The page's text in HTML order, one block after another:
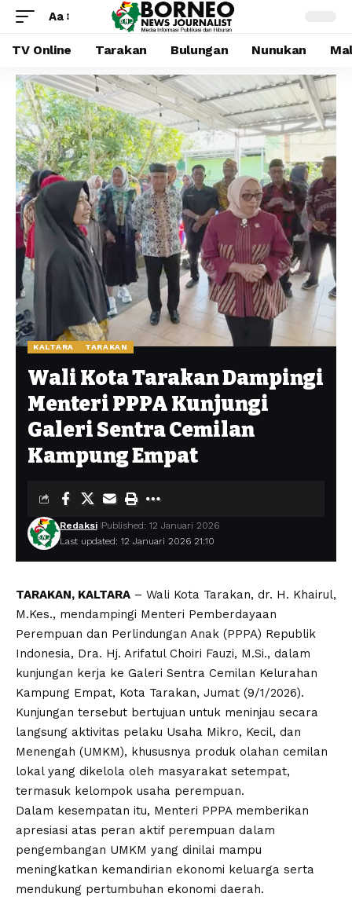
Aa
TV Online Tarakan Bulungan Nunukan
KALTARA TARAKAN
Wali Kota Tarakan Dampingi
Menteri PPPA Kunjungi
Galeri Sentra Cemilan
Kampung Empat
Last updated: 12 Januari 2026 21:10
Redaksi Published: 12 Januari 2026
TARAKAN, KALTARA – Wali Kota Tarakan, dr. H. Khairul,
M.Kes., mendampingi Menteri Pemberdayaan
Perempuan dan Perlindungan Anak (PPPA) Republik
Indonesia, Dra. Hj. Arifatul Choiri Fauzi, M.Si., dalam
kunjungan kerja ke Galeri Sentra Cemilan Kelurahan
Kampung Empat, Kota Tarakan, Jumat (9/1/2026).
Kunjungan tersebut bertujuan untuk meninjau secara
langsung aktivitas pelaku Usaha Mikro, Kecil, dan
Menengah (UMKM), khususnya produk olahan cemilan
lokal yang dikelola oleh masyarakat setempat,
termasuk kelompok usaha perempuan.
Dalam kesempatan itu, Menteri PPPA memberikan
apresiasi atas peran aktif perempuan dalam
pengembangan UMKM yang dinilai mampu
meningkatkan kemandirian ekonomi keluarga serta
mendukung pertumbuhan ekonomi daerah.